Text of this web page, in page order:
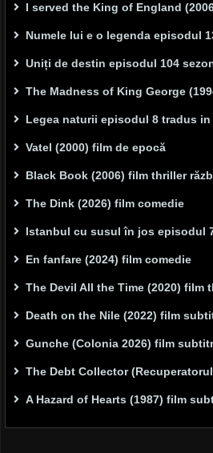
I served the King of England
Numele lui e o legenda episodul
Uniți de destin episodul 104
The Madness of King George
Legea naturii episodul 8 tradus in
Vatel (2000) film de epocă
Black Book (2006) film thriller
The Dink (2026) film comedie
Istanbul cu susul în jos episodul
En fanfare (2024) film comedie
The Devil All the Time (2020) film
Death on the Nile (2022) film
Gunche (Colonia 2026) film
The Debt Collector
A Hazard of Hearts (1987) film